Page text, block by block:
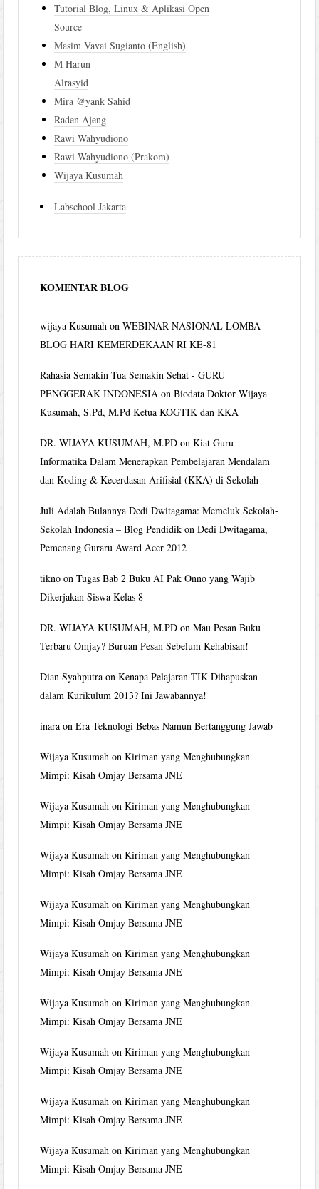
Tutorial Blog, Linux & Aplikasi Open
Source
Masim Vavai Sugianto (English)
M Harun
Alrasyid
Mira @yank Sahid
Raden Ajeng
Rawi Wahyudiono
Rawi Wahyudiono (Prakom)
Wijaya Kusumah
Labschool Jakarta
KOMENTAR BLOG
wijaya Kusumah onWEBINAR NASIONAL LOMBA
BLOG HARI KEMERDEKAAN RI KE-81
Rahasia Semakin Tua Semakin Sehat - GURU
PENGGERAK INDONESIA onBiodata Doktor Wijaya
Kusumah, S.Pd, M.Pd Ketua KOGTIK dan KKA
DR. WIJAYA KUSUMAH, M.PD onKiat Guru
Informatika Dalam Menerapkan Pembelajaran Mendalam
dan Koding & Kecerdasan Arifisial (KKA) di Sekolah
Juli Adalah Bulannya Dedi Dwitagama: Memeluk Sekolah-
Sekolah Indonesia – Blog Pendidik onDedi Dwitagama,
Pemenang Guraru Award Acer 2012
tikno onTugas Bab 2 Buku AI Pak Onno yang Wajib
Dikerjakan Siswa Kelas 8
DR. WIJAYA KUSUMAH, M.PD onMau Pesan Buku
Terbaru Omjay? Buruan Pesan Sebelum Kehabisan!
Dian Syahputra onKenapa Pelajaran TIK Dihapuskan
dalam Kurikulum 2013? Ini Jawabannya!
inara onEra Teknologi Bebas Namun Bertanggung Jawab
Wijaya Kusumah onKiriman yang Menghubungkan
Mimpi: Kisah Omjay Bersama JNE
Wijaya Kusumah onKiriman yang Menghubungkan
Mimpi: Kisah Omjay Bersama JNE
Wijaya Kusumah onKiriman yang Menghubungkan
Mimpi: Kisah Omjay Bersama JNE
Wijaya Kusumah onKiriman yang Menghubungkan
Mimpi: Kisah Omjay Bersama JNE
Wijaya Kusumah onKiriman yang Menghubungkan
Mimpi: Kisah Omjay Bersama JNE
Wijaya Kusumah onKiriman yang Menghubungkan
Mimpi: Kisah Omjay Bersama JNE
Wijaya Kusumah onKiriman yang Menghubungkan
Mimpi: Kisah Omjay Bersama JNE
Wijaya Kusumah onKiriman yang Menghubungkan
Mimpi: Kisah Omjay Bersama JNE
Wijaya Kusumah onKiriman yang Menghubungkan
Mimpi: Kisah Omjay Bersama JNE